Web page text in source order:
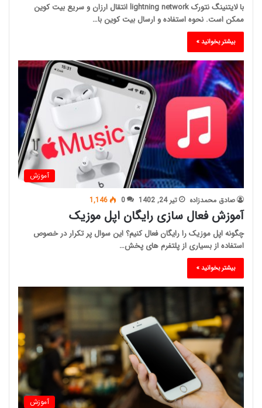
با لایتنینگ نتورک lightning network انتقال ارزان و سریع بیت کوین
ممکن است. نحوه استفاده و ارسال بیت کوین با…
بیشتر بخوانید »
آموزش
صادق محمدزاده تیر 24, 1402 0
1,146
آموزش فعال سازی رایگان اپل موزیک
چگونه اپل موزیک را رایگان فعال کنیم؟ این سوال پر تکرار در خصوص
استفاده از بسیاری از پلتفرم های پخش…
بیشتر بخوانید »
آموزش